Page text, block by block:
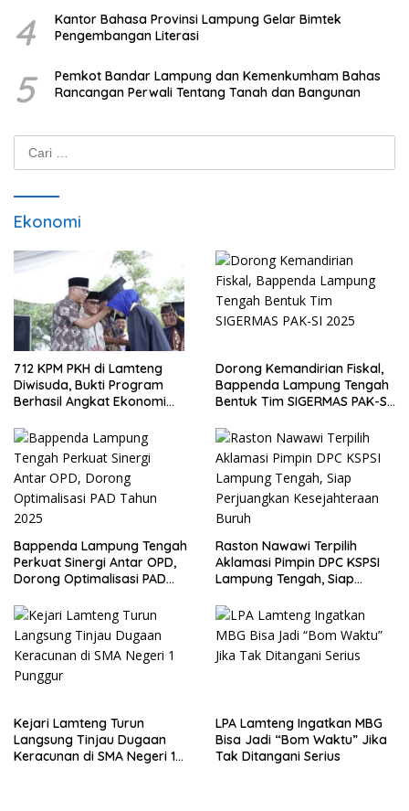
4
Kantor Bahasa Provinsi Lampung Gelar Bimtek
Pengembangan Literasi
5
Pemkot Bandar Lampung dan Kemenkumham Bahas
Rancangan Perwali Tentang Tanah dan Bangunan
Cari
untuk:
Ekonomi
712 KPM PKH di Lamteng
Diwisuda, Bukti Program
Berhasil Angkat Ekonomi
Dorong Kemandirian Fiskal,
Bappenda Lampung Tengah
Bentuk Tim SIGERMAS PAK-SI
Bappenda Lampung Tengah
Perkuat Sinergi Antar OPD,
Dorong Optimalisasi PAD
Raston Nawawi Terpilih
Aklamasi Pimpin DPC KSPSI
Lampung Tengah, Siap
Buruh
Kejari Lamteng Turun
Langsung Tinjau Dugaan
Keracunan di SMA Negeri 1
LPA Lamteng Ingatkan MBG
Bisa Jadi “Bom Waktu” Jika
Tak Ditangani Serius